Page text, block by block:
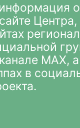
Центра,
MAX,
в